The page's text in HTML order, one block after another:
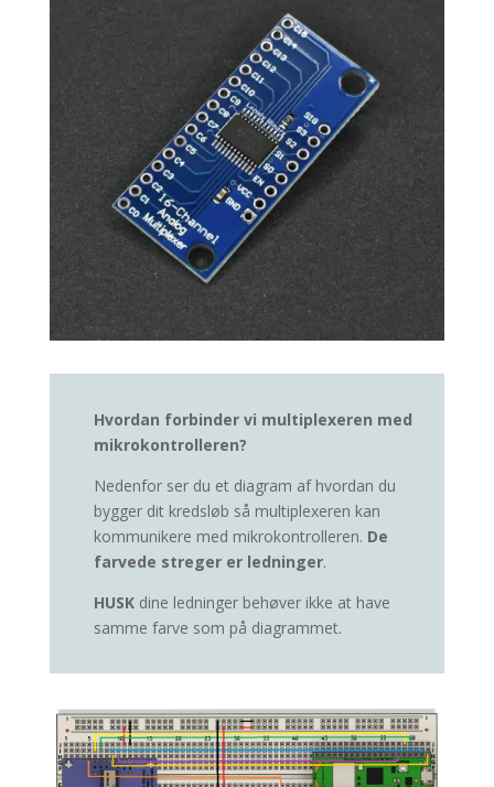
Hvordan forbinder vi multiplexeren med
mikrokontrolleren?
Nedenfor ser du et diagram af hvordan du
bygger dit kredsløb så multiplexeren kan
kommunikere med mikrokontrolleren. De
farvede streger er ledninger.
HUSKdine ledninger behøver ikke at have
samme farve som på diagrammet.